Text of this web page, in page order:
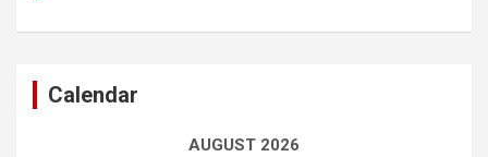
Calendar
AUGUST 2026